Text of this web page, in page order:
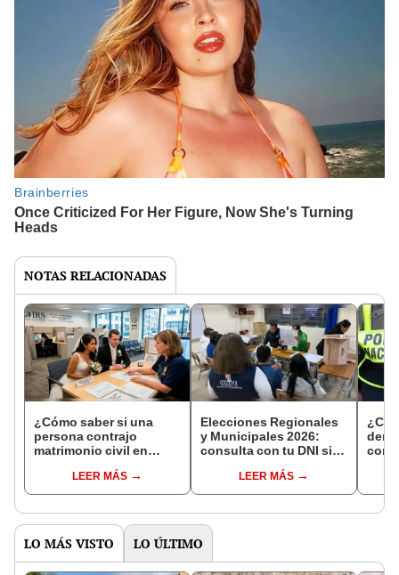
NOTAS RELACIONADAS
¿Cómo saber si una
persona contrajo
matrimonio civil en
LEER MÁS
Elecciones Regionales
y Municipales 2026:
consulta con tu DNI si
de mesa para este 4 de
octubre en el link oficial
LEER MÁS
con
LO MÁS VISTO LO ÚLTIMO